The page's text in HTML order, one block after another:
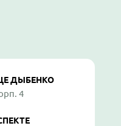
ДЫБЕНКО
4